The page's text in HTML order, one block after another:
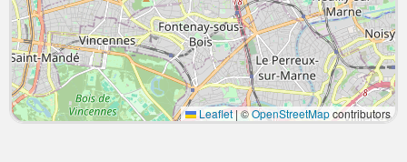
Leaflet|©OpenStreetMapcontributors